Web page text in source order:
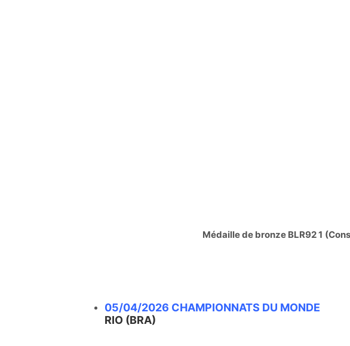
Médaille de bronze BLR92 1
05/04/2026 CHAMPIONNATS DU MONDE
RIO (BRA)